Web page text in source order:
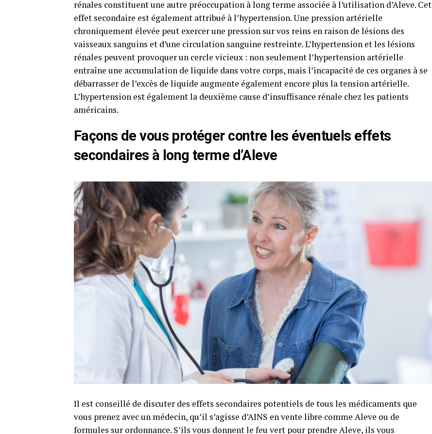
rénales constituent une autre préoccupation à long terme associée à l’utilisation d’Aleve. Cet
effet secondaire est également attribué à l’hypertension. Une pression artérielle
chroniquement élevée peut exercer une pression sur vos reins en raison de lésions des
vaisseaux sanguins et d’une circulation sanguine restreinte. L’hypertension et les lésions
rénales peuvent provoquer un cercle vicieux : non seulement l’hypertension artérielle
entraîne une accumulation de liquide dans votre corps, mais l’incapacité de ces organes à se
débarrasser de l’excès de liquide augmente également encore plus la tension artérielle.
L’hypertension est également la deuxième cause d’insuffisance rénale chez les patients
américains.
Façons de vous protéger contre les éventuels effets
secondaires à long terme d’Aleve
Il est conseillé de discuter des effets secondaires potentiels de tous les médicaments que
vous prenez avec un médecin, qu’il s’agisse d’AINS en vente libre comme Aleve ou de
formules sur ordonnance. S’ils vous donnent le feu vert pour prendre Aleve, ils vous